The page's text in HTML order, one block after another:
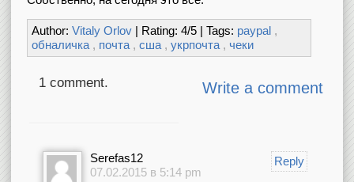
Author: Vitaly Orlov| Rating: 4/5| Tags: paypal,
обналичка, почта, сша, укрпочта, чеки
1 comment. Write a comment
Serefas12
Reply
07.02.2015 в 5:14 pm